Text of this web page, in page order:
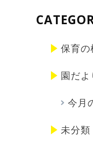
保育の
園だよ
今月
未分類